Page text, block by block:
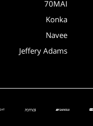
70MAI
Konka
Navee
Jeffery Adams